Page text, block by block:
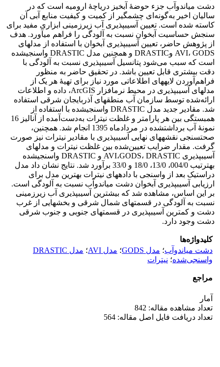
دشت میاندوآب جزء حوضۀ آبخیز دریاچۀ ارومیه است که در
سالیان اخیر به‌گونه‌ای چشمگیر از کمیت و کیفیت منابع آبی آن
کاسته شده است. تعیین آسیب‏پذیری آب زیرزمینی ابزاری مفید برای
سنجش حساسیت آبخوان نسبت به آلودگی را فراهم می‏آورد. هدف
از پژوهش حاضر، تعیین آسیب‏پذیری آبخوان با استفاده از مدل‏های
AVI، GODS وDRASTIC و همچنین مدل DRASTIC واسنجی‏شده
است که سبب می‌شود پتانسیل آسیب‏پذیری نسبت به آلودگی با
دقت بیشتری قابل تعیین باشد. در تحقیق حاضر به منظور
فراهم‌آوردن لایه‏های اطلاعاتی مورد نیاز برای تهیۀ هر یک از
مدل‏های آسیب‏پذیری در محیط نرم‏افزار ArcGIS، داده و اطلاعات
ارائه‌شده توسط سازمان آب‏ منطقه‏ای آذربایجان ‏شرقی استفاده
شد. مقادیر جدید مدل DRASTIC واسنجی‏شده با استفاده از
همبستگی بین هر پارامتر و غلظت نیترات به‌دست‌آمده از آنالیز 16
نمونۀ آب برداشت‏شده در مردادماه 1395 انجام شد. همچنین،
صحت‏سنجی نقشه‏های نهایی آسیب‏پذیری با مقادیر نیترات نیز صورت
گرفت. مقدار ضرایب تعیین‌شده بین غلظت نیترات و مدل‏های
آسیب‏پذیری AVI،GODS، DRASTIC و DRASTIC واسنجی‏شده
به‏ترتیب 004/0، 13/0، 18/0 و 33/0 برآورد شد. نتایج نشان داد مدل
دراستیک بعد از واسنجی با داده‏های نیترات بهترین مدل برای
ارزیابی آسیب‏پذیری آبخوان دشت میاندوآب نسبت به آلودگی است.
بر این اساس، مشاهده شد که بیشترین آسیب‏پذیری آب زیرزمینی
نسبت به آلودگی در قسمت‏های شمال‏ شرقی و بخش‏هایی از غرب
دشت و کمترین آسیب‏پذیری در قسمت‏های جنوبی و جنوب ‏شرقی
دشت وجود دارد.
کلیدواژه‌ها
دشت میاندوآب؛ مدل GODS ؛ مدل AVI ؛
مدل DRASTIC
واسنجی‌شده؛ نیترات
مراجع
آمار
تعداد مشاهده مقاله: 842
تعداد دریافت فایل اصل مقاله: 564